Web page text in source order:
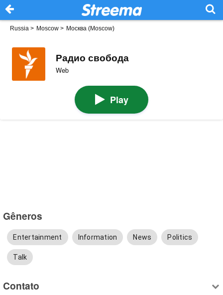
Russia > Moscow > Москва (Moscow)
Радио свобода
Web
Play
Gêneros
Entertainment Information News Politics
Talk
Contato